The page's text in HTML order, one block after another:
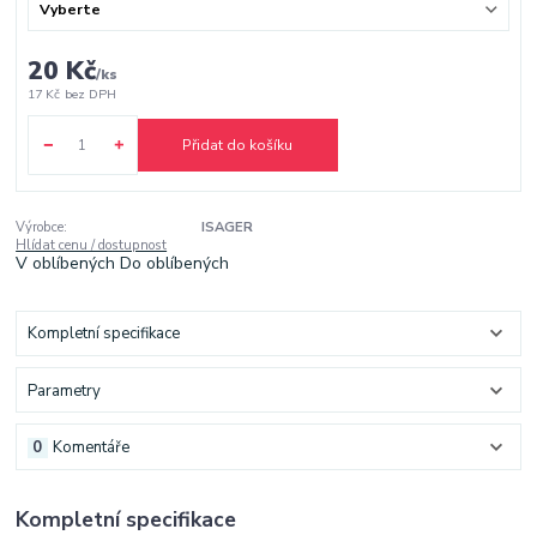
20 Kč/ks
17 Kč bez DPH
Přidat do košíku
Výrobce:
ISAGER
Hlídat cenu / dostupnost
V oblíbenýchDo oblíbených
Kompletní specifikace
Parametry
Komentáře
0
Kompletní specifikace